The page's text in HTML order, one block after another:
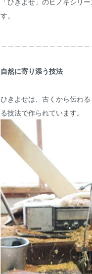
す。
自然に寄り添う技法
ひきよせは、古くから伝わ
る技法で作られています。